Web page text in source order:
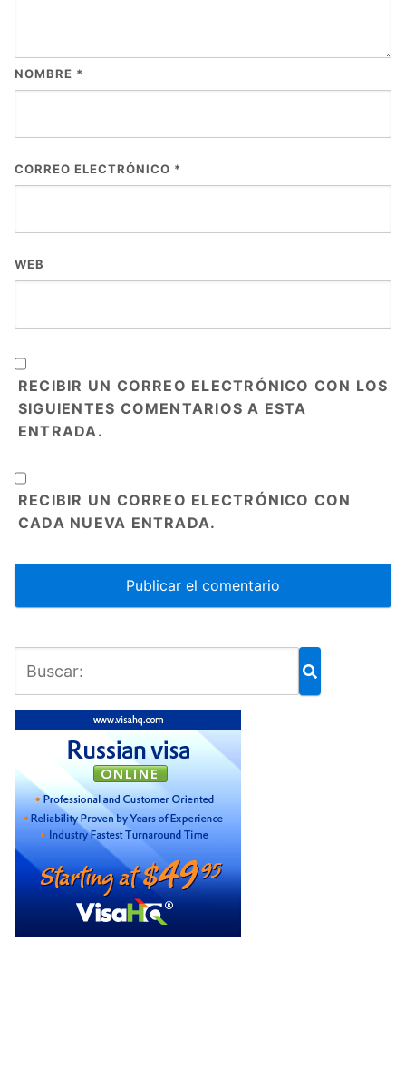
NOMBRE *
CORREO ELECTRÓNICO *
WEB
RECIBIR UN CORREO ELECTRÓNICO CON LOS
SIGUIENTES COMENTARIOS A ESTA
ENTRADA.
RECIBIR UN CORREO ELECTRÓNICO CON
CADA NUEVA ENTRADA.